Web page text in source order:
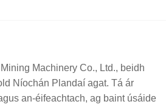
Machinery Co., Ltd., beidh
Níochán Plandaí agat. Tá ár
an-éifeachtach, ag baint úsáide